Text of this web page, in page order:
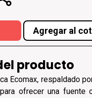
Agregar al
producto
Ecomax, respaldado
ofrecer una fuente